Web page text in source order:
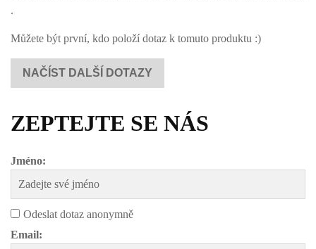
.
Můžete být první, kdo položí dotaz k tomuto produktu :)
NAČÍST DALŠÍ DOTAZY
ZEPTEJTE SE NÁS
Jméno:
Odeslat dotaz anonymně
Email: